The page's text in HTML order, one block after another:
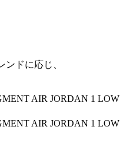
ドに応じ、